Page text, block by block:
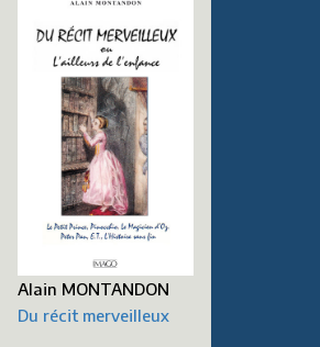
Alain MONTANDON
Du récit merveilleux